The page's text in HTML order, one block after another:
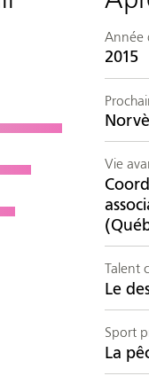
Année
2015
Vie
Talent
Le
Sport
La